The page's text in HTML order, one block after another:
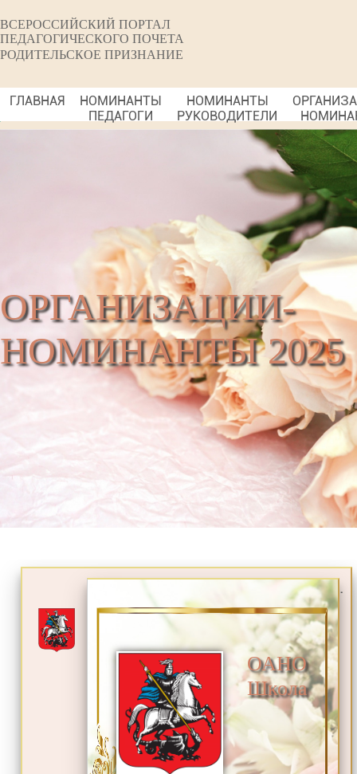
ВСЕРОССИЙСКИЙ ПОРТАЛ
ПЕДАГОГИЧЕСКОГО ПОЧЕТА
РОДИТЕЛЬСКОЕ ПРИЗНАНИЕ
ГЛАВНАЯ
НОМИНАНТЫ
ПЕДАГОГИ
НОМИНАНТЫ
РУКОВОДИТЕЛИ
ОРГАНИЗАЦИИ-
НОМИНАНТЫ 2025
.
ОАНО
Школа